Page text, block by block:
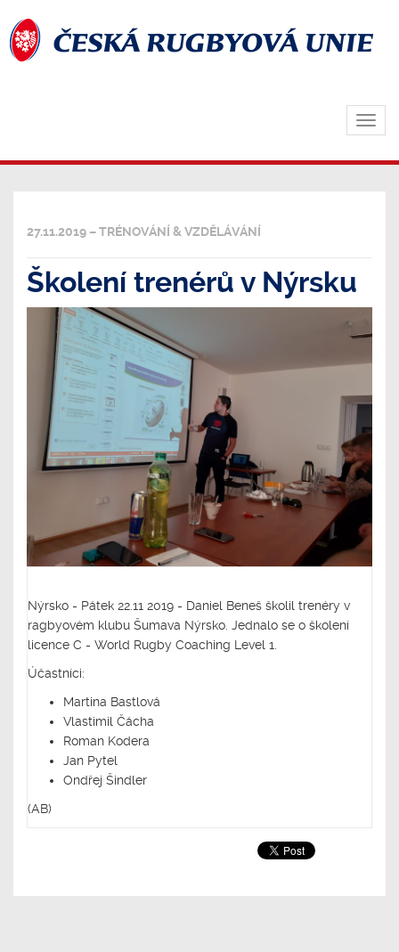
27.11.2019 – TRÉNOVÁNÍ & VZDĚLÁVÁNÍ
Školení trenérů v Nýrsku
Nýrsko - Pátek 22.11 2019 - Daniel Beneš školil trenéry v
ragbyovém klubu Šumava Nýrsko. Jednalo se o školení
licence C - World Rugby Coaching Level 1.
Účastníci:
Martina Bastlová
Vlastimil Čácha
Roman Kodera
Jan Pytel
Ondřej Šindler
(AB)